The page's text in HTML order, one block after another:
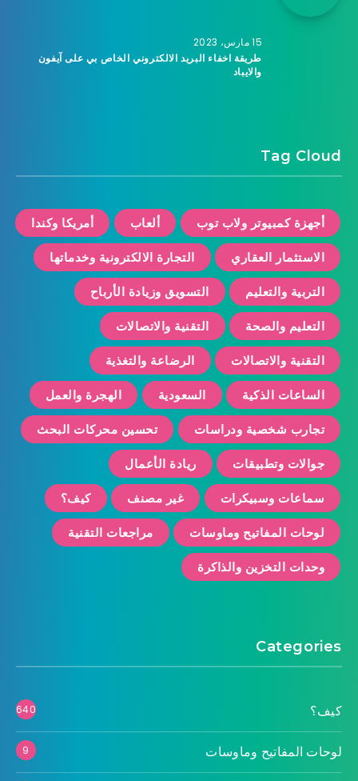
15 مارس، 2023
طريقة اخفاء البريد الالكتروني الخاص بي على آيفون
والايباد
Tag Cloud
أجهزة كمبيوتر ولاب توب ألعاب أمريكا وكندا
الاستثمار العقاري التجارة الالكترونية وخدماتها
التربية والتعليم التسويق وزيادة الأرباح
التعليم والصحة التقنية والاتصالات
التقنية والاتصالات الرضاعة والتغذية
الساعات الذكية السعودية الهجرة والعمل
تجارب شخصية ودراسات تحسين محركات البحث
جوالات وتطبيقات ريادة الأعمال
سماعات وسبيكرات غير مصنف كيف؟
لوحات المفاتيح وماوسات مراجعات التقنية
وحدات التخزين والذاكرة
Categories
كيف؟ 640
لوحات المفاتيح وماوسات 9